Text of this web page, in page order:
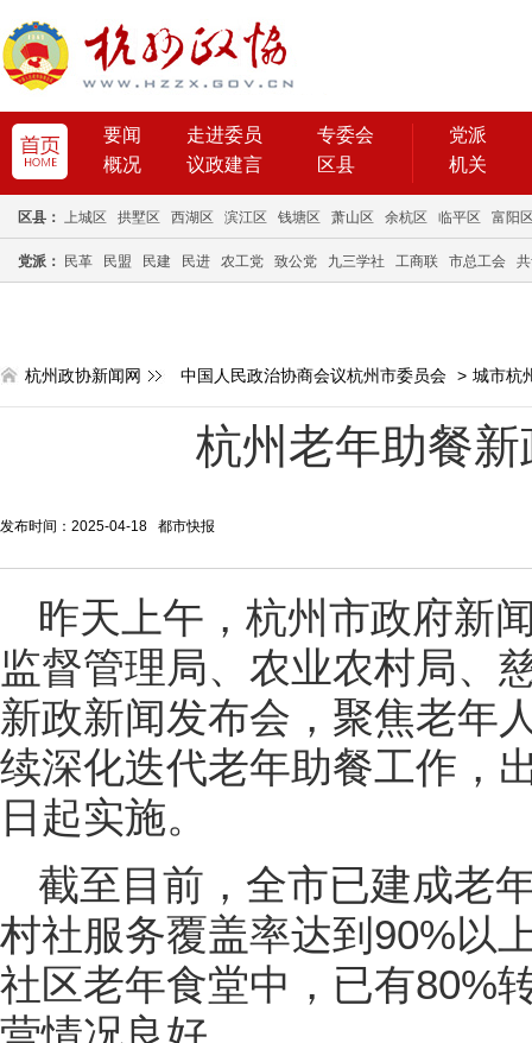
要闻 走进委员
专委会
概况
议政建言 区县
党派
机关
区县： 上城区 拱墅区 西湖区 滨江区 钱塘区 萧山区 余杭区 临平区 富阳
党派： 民革 民盟 民建 民进 农工党 致公党 九三学社 工商联 市总工会
杭州政协新闻网 中国人民政治协商会议杭州市委员会 > 城市杭
杭州老年助餐
发布时间：2025-04-18 都市快报
昨天上午，杭州市政府新
监督管理局、农业农村局、
新政新闻发布会，聚焦老年
续深化迭代老年助餐工作，
日起实施。
截至目前，全市已建成老
村社服务覆盖率达到90%以
社区老年食堂中，已有80%